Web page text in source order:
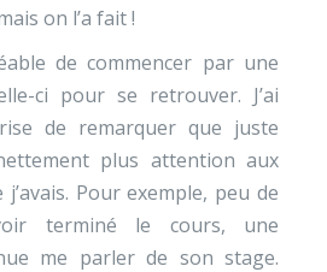
on l’a fait !
de commencer par une
ci pour se retrouver. J’ai
de remarquer que juste
plus attention aux
Pour exemple, peu de
terminé le cours, une
me parler de son stage.